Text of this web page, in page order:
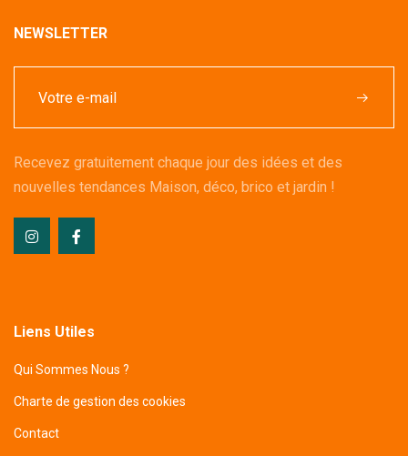
NEWSLETTER
Recevez gratuitement chaque jour des idées et des
nouvelles tendances Maison, déco, brico et jardin !
Liens Utiles
Qui Sommes Nous ?
Charte de gestion des cookies
Contact